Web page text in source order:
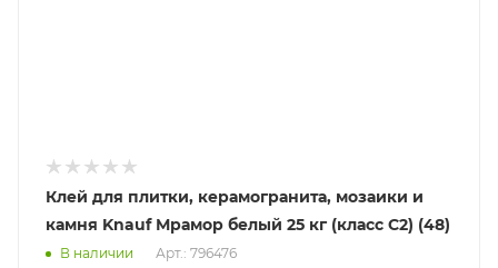
Клей для плитки, керамогранита, мозаики и
камня Knauf Мрамор белый 25 кг (класс C2) (48)
В наличии Арт.: 796476